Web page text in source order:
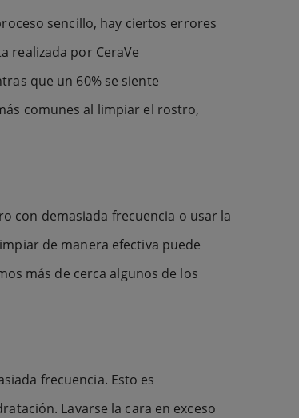
sencillo, hay ciertos errores
realizada por CeraVe
que un 60% se siente
comunes al limpiar el rostro,
con demasiada frecuencia o usar la
de manera efectiva puede
más de cerca algunos de los
frecuencia. Esto es
Lavarse la cara en exceso